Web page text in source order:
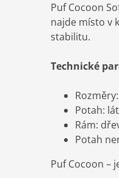
Puf Cocoon
najde místo v
stabilitu.
Technické
Potah:
Rám:
Potah
Puf Cocoon –